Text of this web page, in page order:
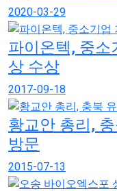
2020-03-29
파이온텍, 중소
상 수상
2017-09-18
황교안 총리,
방문
2015-07-13